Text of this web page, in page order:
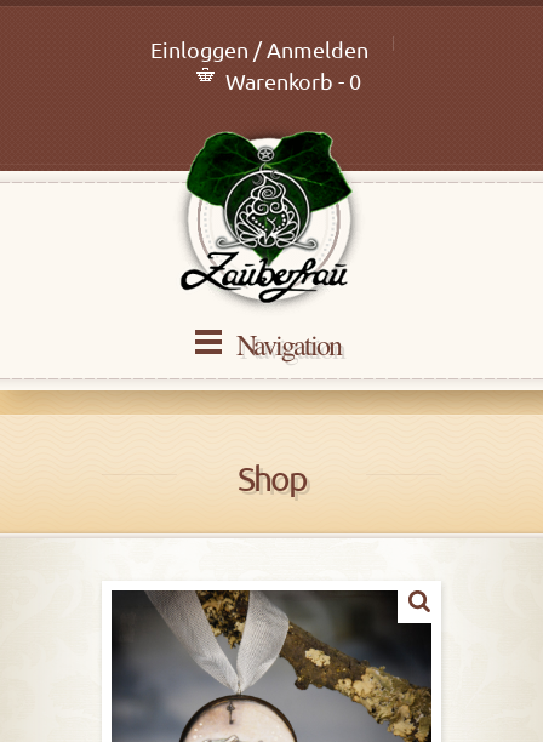
Einloggen / Anmelden
Warenkorb - 0
Navigation
Shop